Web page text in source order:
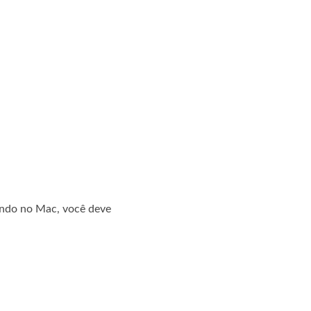
no Mac, você deve